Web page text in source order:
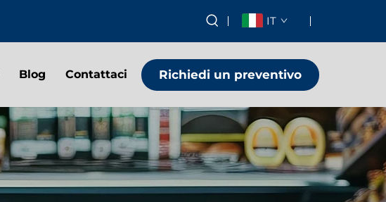
IT
Blog Contattaci Richiedi un preventivo